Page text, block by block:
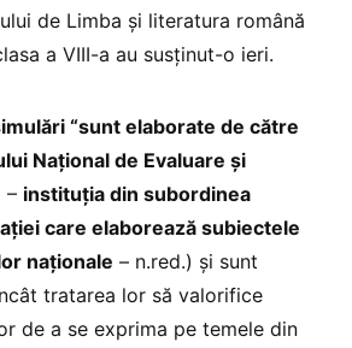
de Limba și literatura română
a VIII-a au susținut-o ieri.
“sunt elaborate de către
Naţional de Evaluare şi
– instituția din subordinea
care elaborează subiectele
naționale – n.red.) și sunt
tratarea lor să valorifice
de a se exprima pe temele din